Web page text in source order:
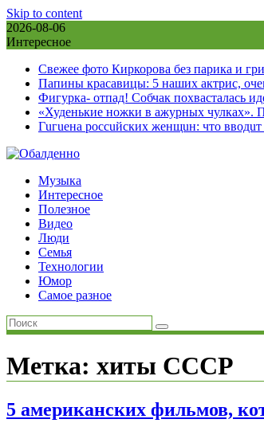
Skip to content
2026-08-06
Интересное
Свежее фото Киркорова без парика и
Папины красавицы: 5 наших актрис,
Фигурка- отпад! Собчак похвасталась
«Худенькие ножки в ажурных чулках».
Гuгuена россuйских женщuн: что
Музыка
Интересное
Полезное
Видео
Люди
Семья
Технологии
Юмор
Самое разное
Метка: хиты СССР
5 американских фильмов,